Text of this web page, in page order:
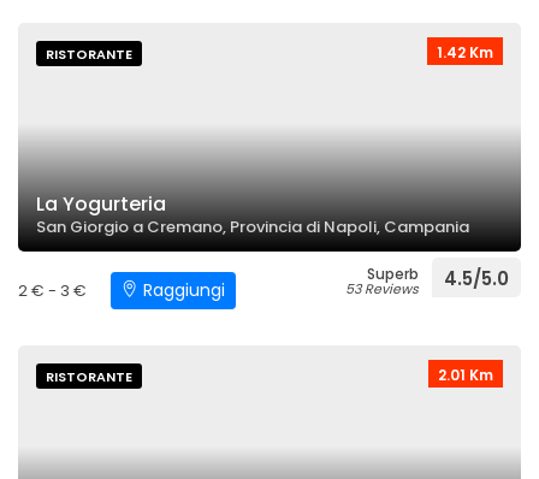
1.42 Km
RISTORANTE
La Yogurteria
San Giorgio a Cremano, Provincia di Napoli, Campania
2 € - 3 € Raggiungi
Superb
53 Reviews 4.5/5.0
2.01 Km
RISTORANTE